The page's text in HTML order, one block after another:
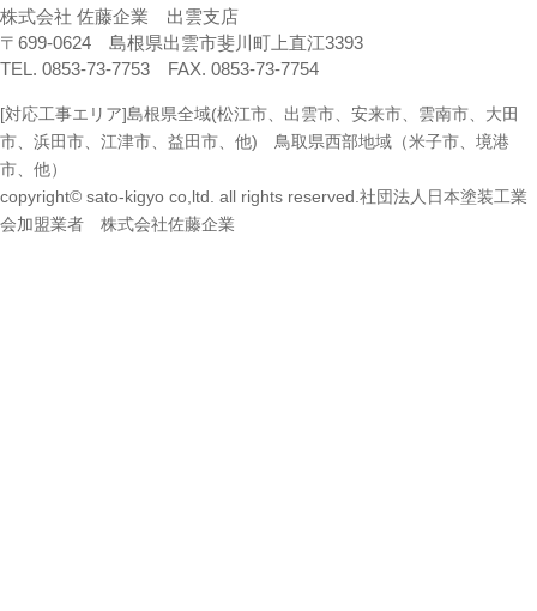
株式会社 佐藤企業 出雲支店
〒699-0624 島根県出雲市斐川町上直江3393
TEL. 0853-73-7753 FAX. 0853-73-7754
[対応工事エリア]島根県全域(松江市、出雲市、安来市、雲南市、大田
市、浜田市、江津市、益田市、他) 鳥取県西部地域（米子市、境港
市、他）
copyright© sato-kigyo co,ltd. all rights reserved.社団法人日本塗装工業
会加盟業者 株式会社佐藤企業